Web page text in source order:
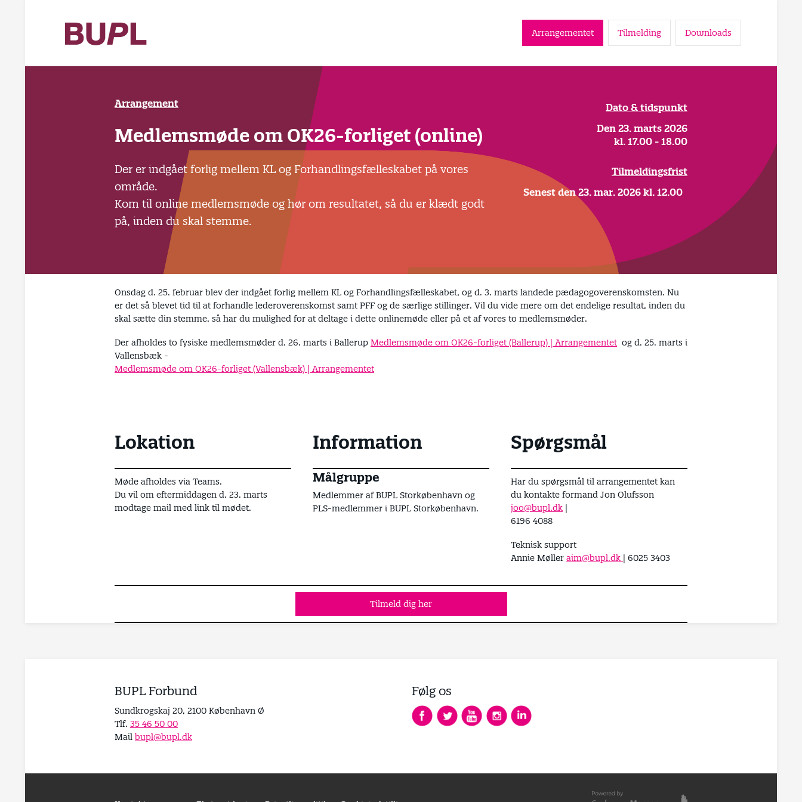
Arrangementet Tilmelding Downloads
Arrangement
Medlemsmøde om OK26-forliget (online)
Der er indgået forlig mellem KL og Forhandlingsfælleskabet på vores
område.
Kom til online medlemsmøde og hør om resultatet, så du er klædt godt
på, inden du skal stemme.
Dato & tidspunkt
Den 23. marts 2026
kl. 17.00 - 18.00
Tilmeldingsfrist
Senest den 23. mar. 2026 kl. 12.00
Onsdag d. 25. februar blev der indgået forlig mellem KL og Forhandlingsfælleskabet, og d. 3. marts landede pædagogoverenskomsten. Nu
er det så blevet tid til at forhandle lederoverenskomst samt PFF og de særlige stillinger. Vil du vide mere om det endelige resultat, inden du
skal sætte din stemme, så har du mulighed for at deltage i dette onlinemøde eller på et af vores to medlemsmøder.
Der afholdes to fysiske medlemsmøder d. 26. marts i Ballerup Medlemsmøde om OK26-forliget (Ballerup) | Arrangementet og d. 25. marts i
Vallensbæk -
Medlemsmøde om OK26-forliget (Vallensbæk) | Arrangementet
Lokation
Møde afholdes via Teams.
Du vil om eftermiddagen d. 23. marts
modtage mail med link til mødet.
Information
Målgruppe
Medlemmer af BUPL Storkøbenhavn og
PLS-medlemmer i BUPL Storkøbenhavn.
Spørgsmål
Har du spørgsmål til arrangementet kan
du kontakte formand Jon Olufsson
joo@bupl.dk |
6196 4088
Teknisk support
Annie Møller aim@bupl.dk | 6025 3403
Tilmeld dig her
BUPL Forbund
Sundkrogskaj 20, 2100 København Ø
Tlf. 35 46 50 00
Mail bupl@bupl.dk
Følg os